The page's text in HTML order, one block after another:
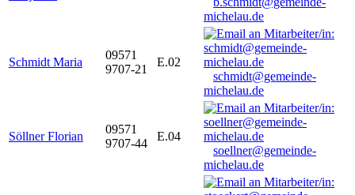
michelau.de
Schmidt Maria
09571
9707-21
E.02
schmidt@gemeinde-
michelau.de
Söllner Florian
09571
9707-44
E.04
soellner@gemeinde-
michelau.de